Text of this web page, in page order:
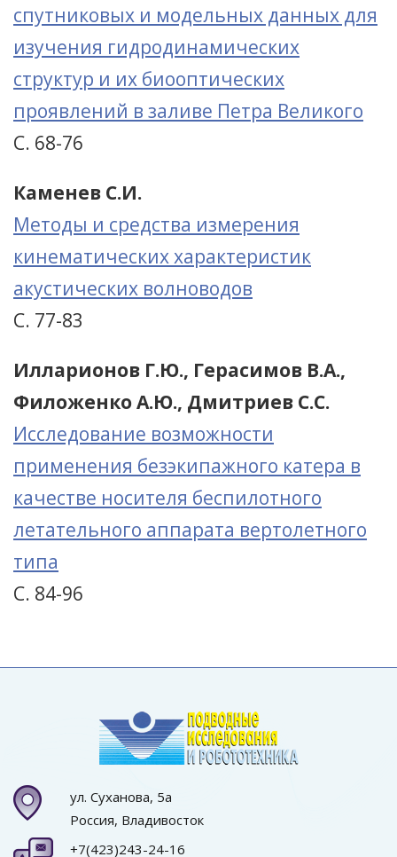
спутниковых и модельных данных для
изучения гидродинамических
структур и их биооптических
проявлений в заливе Петра Великого
С. 68-76
Каменев С.И.
Методы и средства измерения
кинематических характеристик
акустических волноводов
С. 77-83
Илларионов Г.Ю., Герасимов В.А.,
Филоженко А.Ю., Дмитриев С.С.
Исследование возможности
применения безэкипажного катера в
качестве носителя беспилотного
летательного аппарата вертолетного
типа
С. 84-96
ул. Суханова, 5а
Россия, Владивосток
+7(423)243-24-16